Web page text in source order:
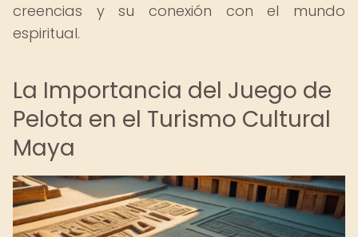
creencias y su conexión con el mundo
espiritual.
La Importancia del Juego de
Pelota en el Turismo Cultural
Maya